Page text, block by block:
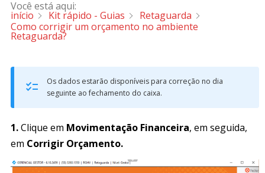
Você está aqui:
início Kit rápido - Guias
Retaguarda
Como corrigir um orçamento no ambiente
Retaguarda?
Os dados estarão disponíveis para correção no dia
seguinte ao fechamento do caixa.
1.Clique em Movimentação Financeira, em seguida,
em Corrigir Orçamento.